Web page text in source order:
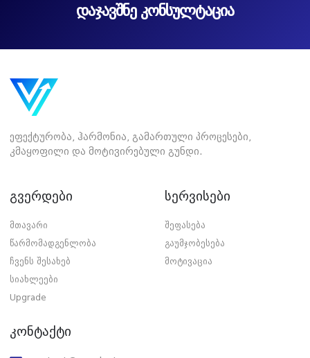
დაჯავშნე კონსულტაცია
ეფექტურობა, ჰარმონია, გამართული პროცესები,
კმაყოფილი და მოტივირებული გუნდი.
გვერდები
მთავარი
წარმომადგენლობა
ჩვენს შესახებ
სიახლეები
Upgrade
სერვისები
შეფასება
გაუმჯობესება
მოტივაცია
კონტაქტი